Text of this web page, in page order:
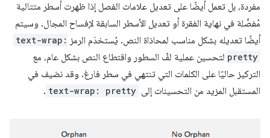
مفردة، بل تعمل أيضًا على تعديل علامات الفصل إذا ظهرت أسطر متتالية
مُفصَّلة في نهاية الفقرة أو تعديل الأسطر السابقة لإفساح المجال. وسيتم
أيضًا تعديله بشكل مناسب لمحاذاة النص. يُستخدَم الرمز text-wrap:
pretty لتحسين عملية لفّ السطور واقتطاع النص بشكل عام، مع
التركيز حاليًا على الكلمات التي تنتهي في سطر فارغ. وقد نضيف في
المستقبل المزيد من التحسينات إلى text-wrap: pretty
.